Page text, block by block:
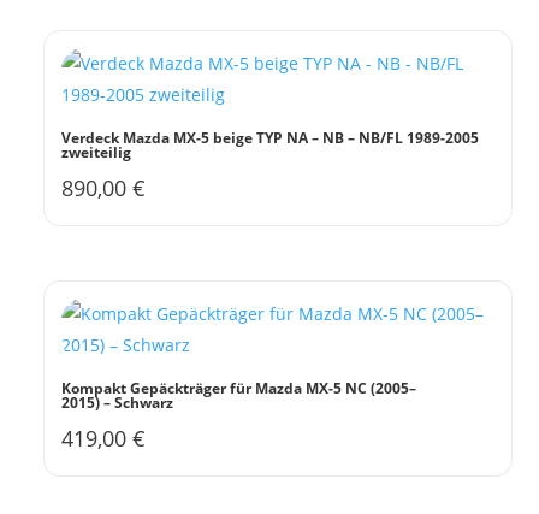
Verdeck Mazda MX-5 beige TYP NA – NB – NB/FL 1989-2005
zweiteilig
890,00€
Kompakt Gepäckträger für Mazda MX-5 NC (2005–
2015) – Schwarz
419,00€